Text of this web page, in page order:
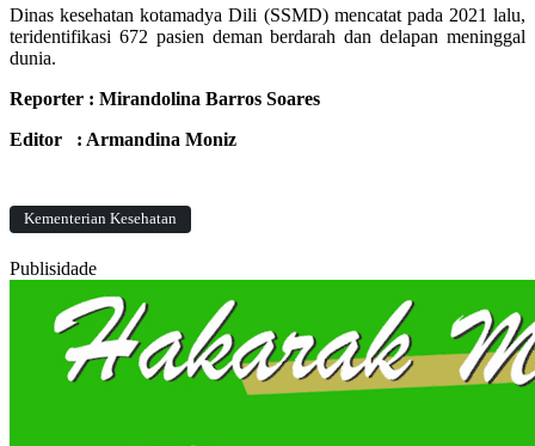
Dinas kesehatan kotamadya Dili (SSMD) mencatat pada 2021 lalu,
teridentifikasi 672 pasien deman berdarah dan delapan meninggal
dunia.
Reporter : Mirandolina Barros Soares
Editor : Armandina Moniz
Kementerian Kesehatan
Publisidade